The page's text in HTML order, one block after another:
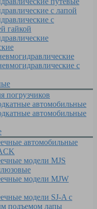
с лапой
с
гайкой
с
погрузчиков
автомобильные
автомобильные
автомобильные
модели MJS
модели MJW
модели SJ-A с
подъемом лапы